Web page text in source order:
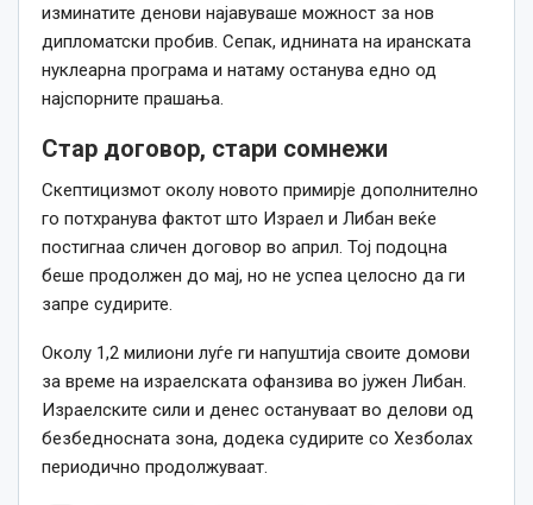
изминатите денови најавуваше можност за нов
дипломатски пробив. Сепак, иднината на иранската
нуклеарна програма и натаму останува едно од
најспорните прашања.
Стар договор, стари сомнежи
Скептицизмот околу новото примирје дополнително
го потхранува фактот што Израел и Либан веќе
постигнаа сличен договор во април. Тој подоцна
беше продолжен до мај, но не успеа целосно да ги
запре судирите.
Околу 1,2 милиони луѓе ги напуштија своите домови
за време на израелската офанзива во јужен Либан.
Израелските сили и денес остануваат во делови од
безбедносната зона, додека судирите со Хезболах
периодично продолжуваат.